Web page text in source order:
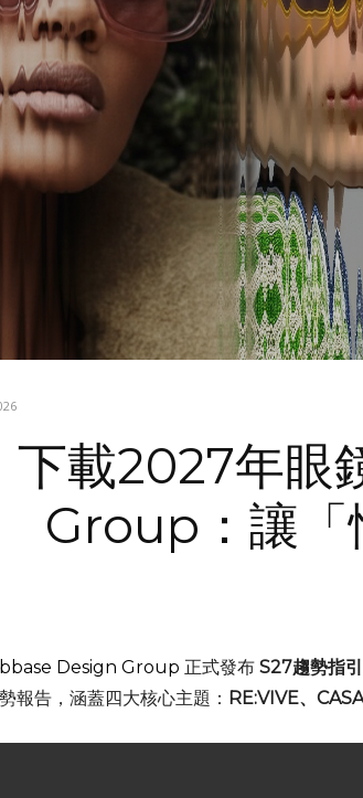
下載2027年眼
Group：讓「
bbase Design Group 正式發布 S27趨勢指
勢報告，涵蓋四大核心主題： RE:VIVE、